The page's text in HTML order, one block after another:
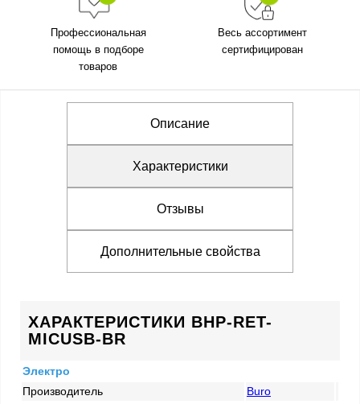
Профессиональная
помощь в подборе
товаров
Весь ассортимент
сертифицирован
Описание
Характеристики
Отзывы
Дополнительные свойства
ХАРАКТЕРИСТИКИ BHP-RET-
MICUSB-BR
Электро
Производитель
Buro